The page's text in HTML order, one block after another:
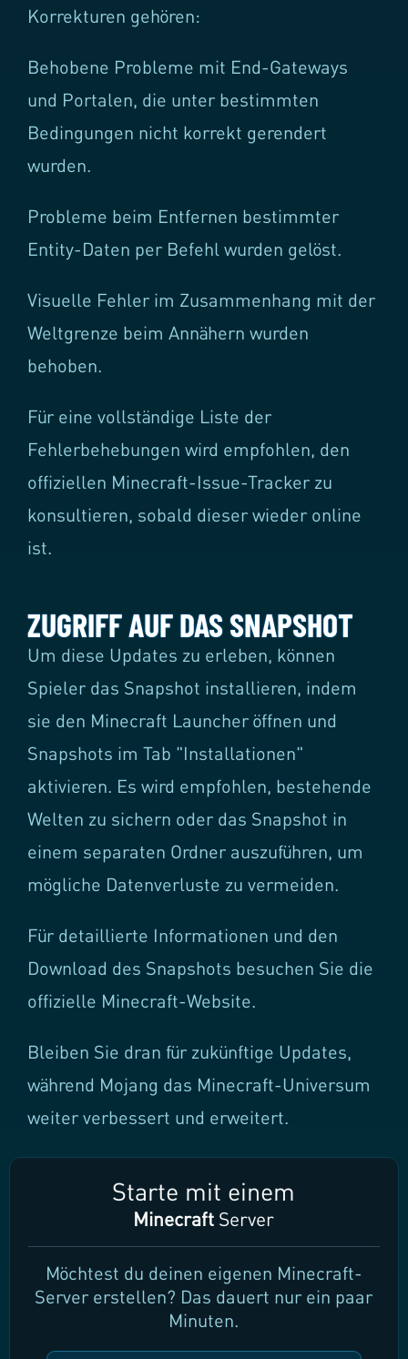
Korrekturen gehören:
Behobene Probleme mit End-Gateways
und Portalen, die unter bestimmten
Bedingungen nicht korrekt gerendert
wurden.
Probleme beim Entfernen bestimmter
Entity-Daten per Befehl wurden gelöst.
Visuelle Fehler im Zusammenhang mit der
Weltgrenze beim Annähern wurden
behoben.
Für eine vollständige Liste der
Fehlerbehebungen wird empfohlen, den
offiziellen Minecraft-Issue-Tracker zu
konsultieren, sobald dieser wieder online
ist.
ZUGRIFF AUF DAS SNAPSHOT
Um diese Updates zu erleben, können
Spieler das Snapshot installieren, indem
sie den Minecraft Launcher öffnen und
Snapshots im Tab "Installationen"
aktivieren. Es wird empfohlen, bestehende
Welten zu sichern oder das Snapshot in
einem separaten Ordner auszuführen, um
mögliche Datenverluste zu vermeiden.
Für detaillierte Informationen und den
Download des Snapshots besuchen Sie die
offizielle Minecraft-Website.
Bleiben Sie dran für zukünftige Updates,
während Mojang das Minecraft-Universum
weiter verbessert und erweitert.
Starte mit einem
Minecraft Server
Möchtest du deinen eigenen Minecraft-
Server erstellen? Das dauert nur ein paar
Minuten.